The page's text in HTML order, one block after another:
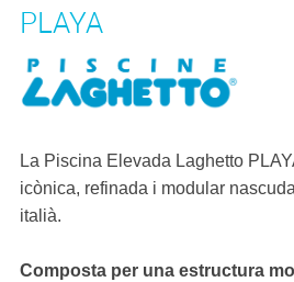
PLAYA
La Piscina Elevada Laghetto
icònica, refinada i modular
italià.
Composta per una estructura